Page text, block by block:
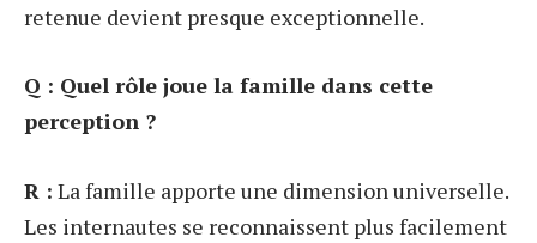
retenue devient presque exceptionnelle.
Q : Quel rôle joue la famille dans cette
perception ?
R : La famille apporte une dimension universelle.
Les internautes se reconnaissent plus facilement